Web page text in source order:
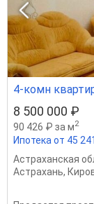
4-комн
8 500 000 ₽
90 426 ₽ за м2
Ипотека от 45
Астраханская
Астрахань,